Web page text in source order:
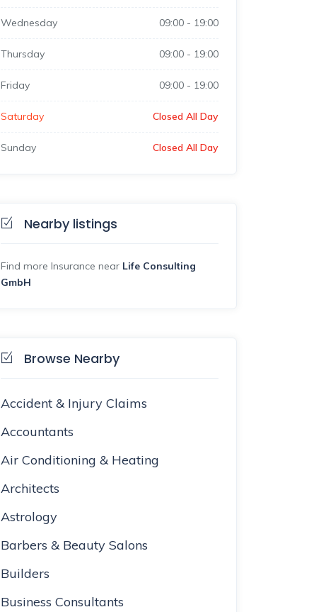
Wednesday 09:00- 19:00
Thursday 09:00- 19:00
Friday 09:00- 19:00
Saturday Closed All Day
Sunday Closed All Day
Nearby listings
Find more Insurance near Life Consulting
GmbH
Browse Nearby
Accident & Injury Claims
Accountants
Air Conditioning & Heating
Architects
Astrology
Barbers & Beauty Salons
Builders
Business Consultants